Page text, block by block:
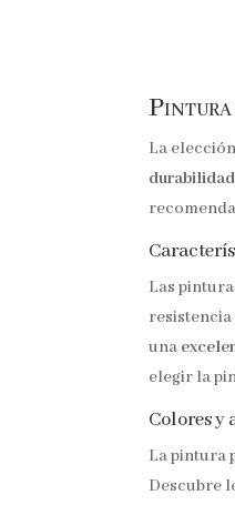
Pintura
La
Las
resistencia
una
elegir la
Colores y
La pintura
Descubre